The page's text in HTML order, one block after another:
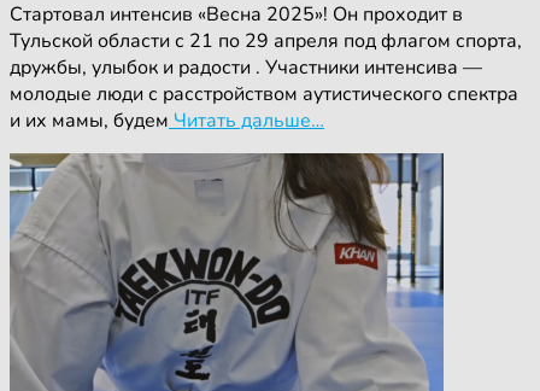
Стартовал интенсив «Весна 2025»! Он проходит в
Тульской области с 21 по 29 апреля под флагом спорта,
дружбы, улыбок и радости . Участники интенсива —
молодые люди с расстройством аутистического спектра
и их мамы, будем Читать дальше…